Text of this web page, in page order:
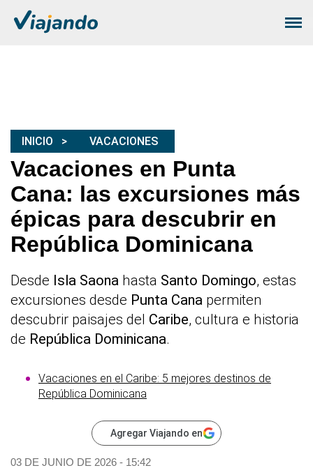
INICIO VACACIONES
Vacaciones en Punta
Cana: las excursiones más
épicas para descubrir en
República Dominicana
Desde Isla Saona hasta Santo Domingo, estas
excursiones desde Punta Cana permiten
descubrir paisajes del Caribe, cultura e historia
de República Dominicana.
Vacaciones en el Caribe: 5 mejores destinos de
República Dominicana
Agregar Viajando en
03 DE JUNIO DE 2026 - 15:42